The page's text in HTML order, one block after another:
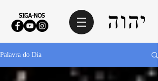
SIGA-NOS
Palavra do Dia